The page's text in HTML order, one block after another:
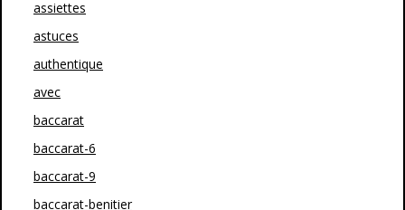
assiettes
astuces
authentique
avec
baccarat
baccarat-6
baccarat-9
baccarat-benitier